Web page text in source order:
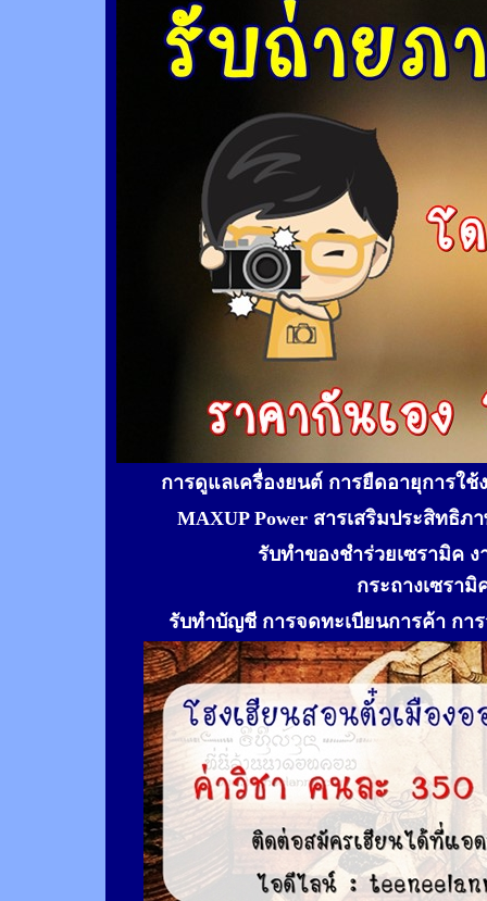
การดูแลเครื่องยนต์ การยืดอายุการใ
MAXUP Power สารเสริมประสิทธิ
รับทำของชำร่วยเซรามิค
กระถางเซรา
รับทำบัญชี การจดทะเบียนการค้า กา